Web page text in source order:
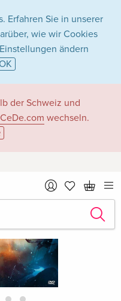
Erfahren Sie in unserer
wie wir Cookies
ändern
der Schweiz und
wechseln.
›